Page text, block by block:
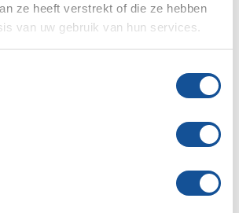
ze heeft verstrekt of die ze hebben
van uw gebruik van hun services.
71
66
nieuws 67